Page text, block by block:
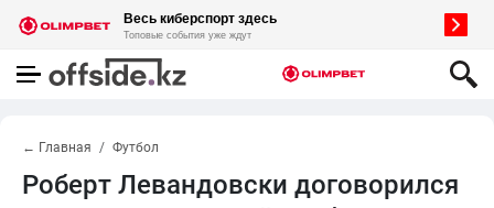
← Главная Футбол
Роберт Левандовски договорился